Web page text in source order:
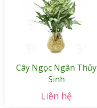
Cây Ngọc Ngân Thủy
Sinh
Liên hệ